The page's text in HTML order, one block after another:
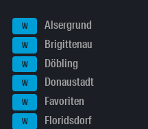
W Alsergrund
W Brigittenau
W Döbling
W Donaustadt
W Favoriten
W Floridsdorf